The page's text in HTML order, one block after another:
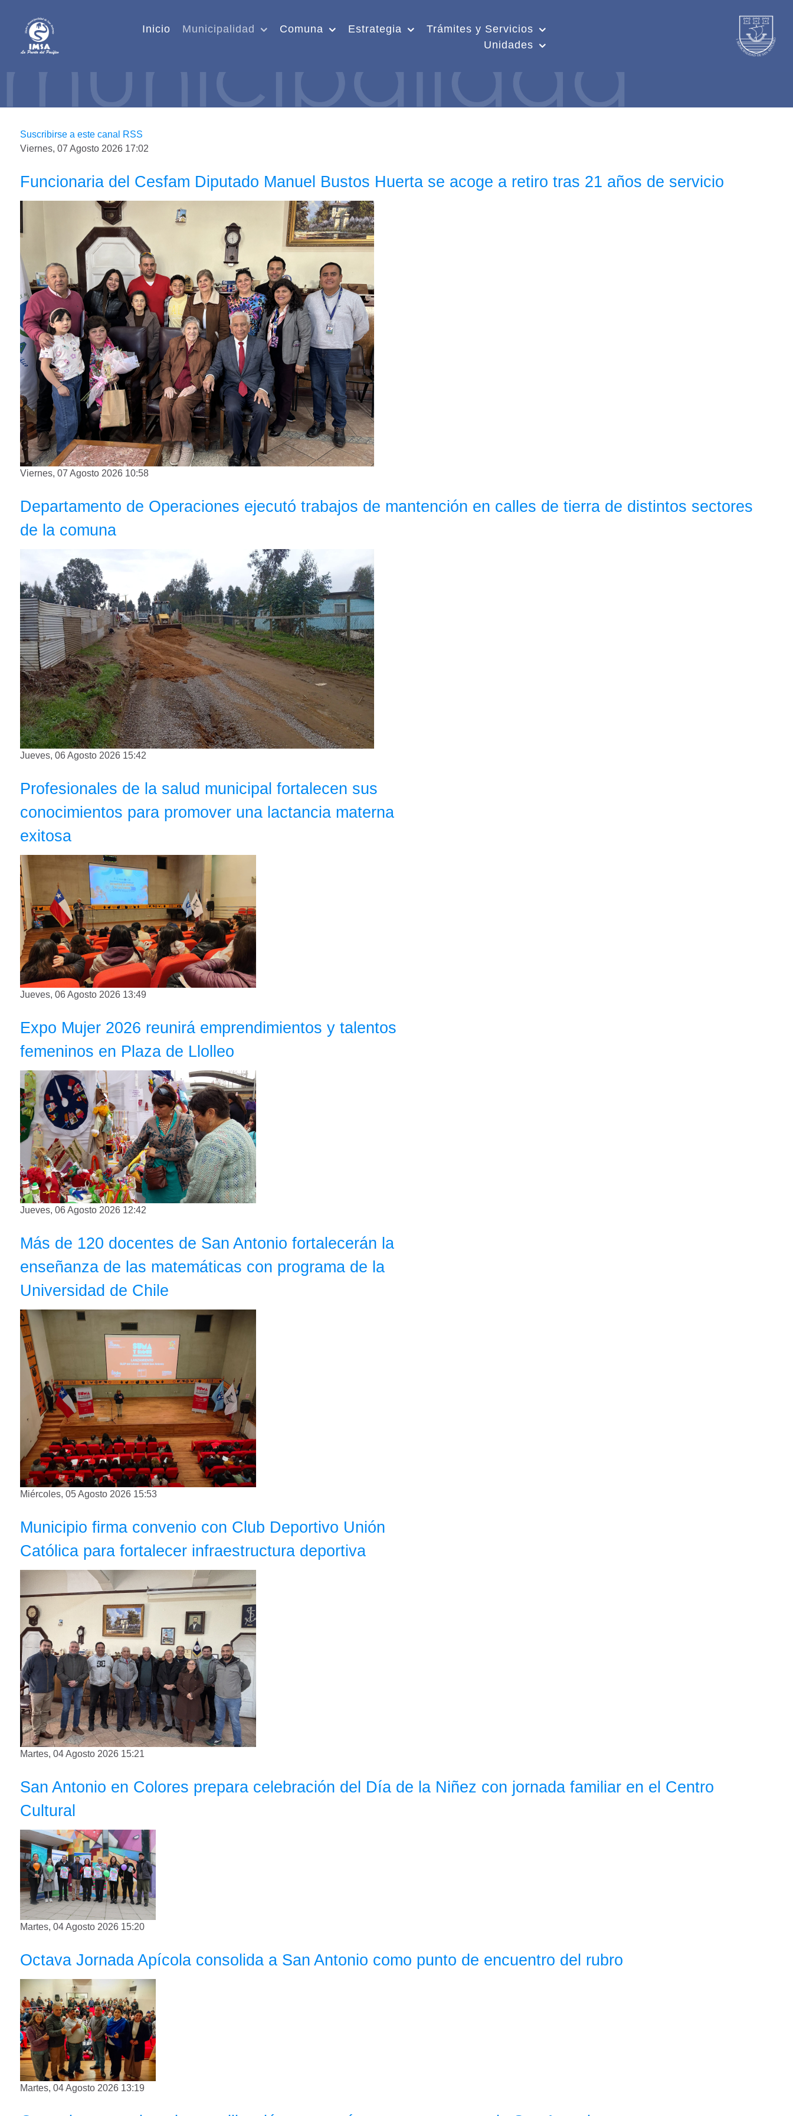
Inicio Municipalidad Comuna Estrategia
Trámites y Servicios
Unidades
Suscribirse a este canal RSS
Viernes, 07 Agosto 2026 17:02
Funcionaria del Cesfam Diputado Manuel Bustos Huerta se acoge a retiro tras 21 años de servicio
Viernes, 07 Agosto 2026 10:58
Departamento de Operaciones ejecutó trabajos de mantención en calles de tierra de distintos sectores
de la comuna
Jueves, 06 Agosto 2026 15:42
Profesionales de la salud municipal fortalecen sus
conocimientos para promover una lactancia materna
exitosa
Jueves, 06 Agosto 2026 13:49
Expo Mujer 2026 reunirá emprendimientos y talentos
femeninos en Plaza de Llolleo
Jueves, 06 Agosto 2026 12:42
Más de 120 docentes de San Antonio fortalecerán la
enseñanza de las matemáticas con programa de la
Universidad de Chile
Miércoles, 05 Agosto 2026 15:53
Municipio firma convenio con Club Deportivo Unión
Católica para fortalecer infraestructura deportiva
Martes, 04 Agosto 2026 15:21
San Antonio en Colores prepara celebración del Día de la Niñez con jornada familiar en el Centro
Cultural
Martes, 04 Agosto 2026 15:20
Octava Jornada Apícola consolida a San Antonio como punto de encuentro del rubro
Martes, 04 Agosto 2026 13:19